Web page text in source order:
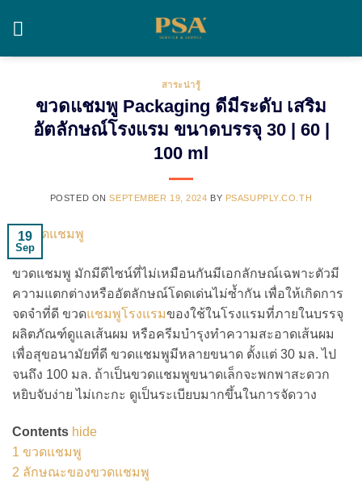
สาระน่ารู้
ขวดแชมพู Packaging ดีมีระดับ เสริม
อัตลักษณ์โรงแรม ขนาดบรรจุ 30 | 60 |
100 ml
POSTED ONSEPTEMBER 19, 2024 BY PSASUPPLY.CO.TH
19
Sep
ขวดแชมพู มักมีดีไซน์ที่ไม่เหมือนกันมีเอกลักษณ์เฉพาะตัวมี
ความแตกต่างหรืออัตลักษณ์โดดเด่นไม่ซ้ำกัน เพื่อให้เกิดการ
จดจำที่ดี ขวดแชมพูโรงแรมของใช้ในโรงแรมที่ภายในบรรจุ
ผลิตภัณฑ์ดูแลเส้นผม หรือครีมบำรุงทำความสะอาดเส้นผม
เพื่อสุขอนามัยที่ดี ขวดแชมพูมีหลายขนาด ตั้งแต่ 30 มล. ไป
จนถึง 100 มล. ถ้าเป็นขวดแชมพูขนาดเล็กจะพกพาสะดวก
หยิบจับง่าย ไม่เกะกะ ดูเป็นระเบียบมากขึ้นในการจัดวาง
Contents hide
1 ขวดแชมพู
2 ลักษณะของขวดแชมพู